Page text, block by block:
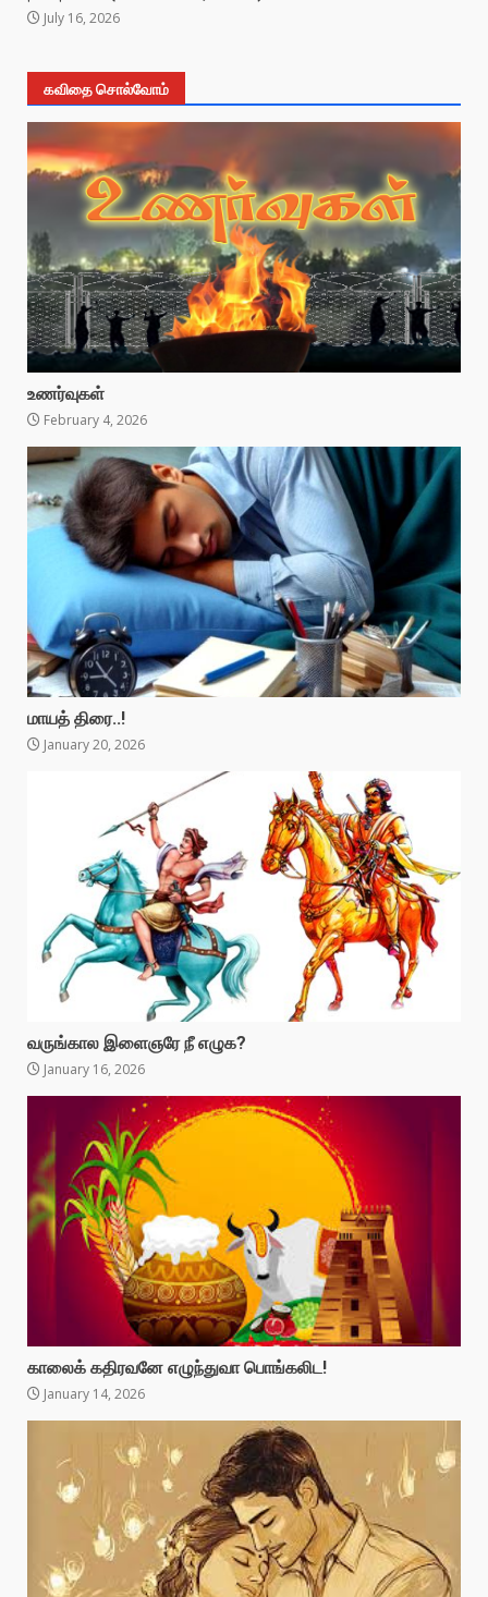
July 16, 2026
கவிதை சொல்வோம்
உணர்வுகள்
February 4, 2026
மாயத் திரை..!
January 20, 2026
வருங்கால இளைஞரே நீ எழுக?
January 16, 2026
காலைக் கதிரவனே எழுந்துவா பொங்கலிட!
January 14, 2026